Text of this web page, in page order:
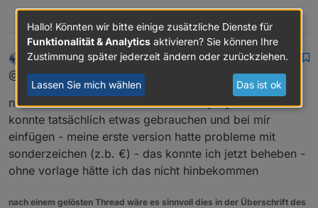
liv-in-skyschrieb am 17. Jan. 2019, 17:19
zuletzt editiert von
@ Ritter
nochmals danke für hinweis mit dem projekt - ich
konnte tatsächlich etwas gebrauchen und bei mir
einfügen - meine erste version hatte probleme mit
sonderzeichen (z.b. €) - das konnte ich jetzt beheben -
ohne vorlage hätte ich das nicht hinbekommen
nach einem gelösten Thread wäre es sinnvoll dies in der Überschrift des
Hallo! Könnten wir bitte einige zusätzliche Dienste für
Funktionalität & Analytics aktivieren? Sie können Ihre
Zustimmung später jederzeit ändern oder zurückziehen.
Lassen Sie mich wählen Das ist ok